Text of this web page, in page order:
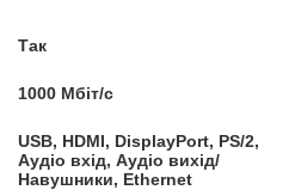
Так
1000 Мбіт/с
USB, HDMI, DisplayPort, PS/2,
Аудіо вхід, Аудіо вихід/
Навушники, Ethernet